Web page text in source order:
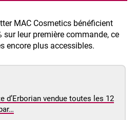
MAC Cosmetics bénéficient
sur leur première commande, ce
encore plus accessibles.
d’Erborian vendue toutes les 12